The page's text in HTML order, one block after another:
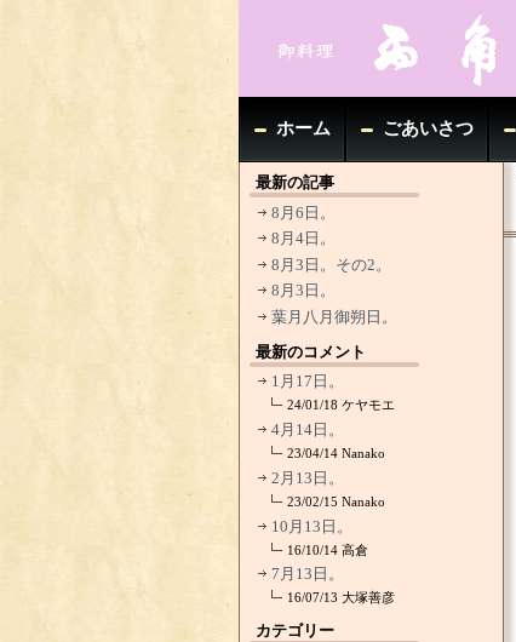
ホーム ごあいさつ
最新の記事
8月6日。
8月4日。
8月3日。その2。
8月3日。
葉月八月御朔日。
最新のコメント
1月17日。
24/01/18ケヤモエ
4月14日。
23/04/14Nanako
2月13日。
23/02/15Nanako
10月13日。
16/10/14高倉
7月13日。
16/07/13大塚善彦
カテゴリー